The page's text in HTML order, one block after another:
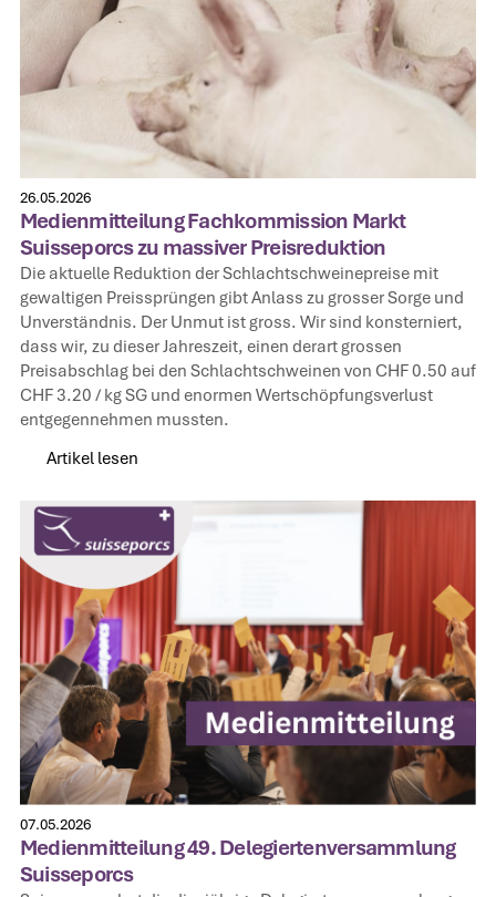
26.05.2026
Medienmitteilung Fachkommission Markt
Suisseporcs zu massiver Preisreduktion
Die aktuelle Reduktion der Schlachtschweinepreise mit
gewaltigen Preissprüngen gibt Anlass zu grosser Sorge und
Unverständnis. Der Unmut ist gross. Wir sind konsterniert,
dass wir, zu dieser Jahreszeit, einen derart grossen
Preisabschlag bei den Schlachtschweinen von CHF 0.50 auf
CHF 3.20 / kg SG und enormen Wertschöpfungsverlust
entgegennehmen mussten.
Artikel lesen
07.05.2026
Medienmitteilung 49. Delegiertenversammlung
Suisseporcs